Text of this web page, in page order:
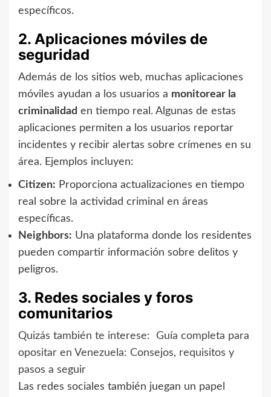
específicos.
2. Aplicaciones móviles de
seguridad
Además de los sitios web, muchas aplicaciones
móviles ayudan a los usuarios a monitorear la
criminalidad en tiempo real. Algunas de estas
aplicaciones permiten a los usuarios reportar
incidentes y recibir alertas sobre crímenes en su
área. Ejemplos incluyen:
Citizen: Proporciona actualizaciones en tiempo
real sobre la actividad criminal en áreas
específicas.
Neighbors: Una plataforma donde los residentes
pueden compartir información sobre delitos y
peligros.
3. Redes sociales y foros
comunitarios
Quizás también te interese:
Guía completa para
opositar en Venezuela: Consejos, requisitos y
pasos a seguir
Las redes sociales también juegan un papel